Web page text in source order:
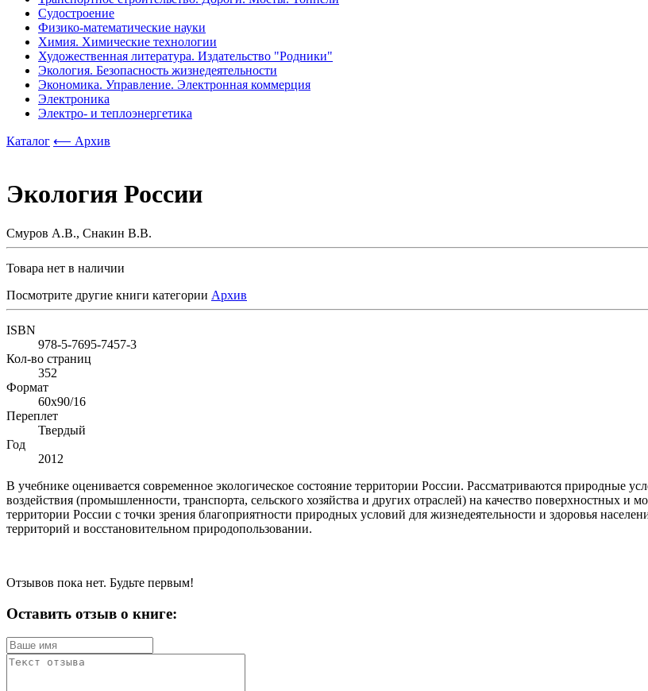
Судостроение
Физико-математические науки
Химия. Химические технологии
Художественная литература. Издательство "Родники"
Экология. Безопасность жизнедеятельности
Экономика. Управление. Электронная коммерция
Электроника
Электро- и теплоэнергетика
Каталог ⟵ Архив
Экология России
Смуров А.В., Снакин В.В.
Товара нет в наличии
Посмотрите другие книги категории Архив
ISBN
978-5-7695-7457-3
Кол-во страниц
352
Формат
60х90/16
Переплет
Твердый
Год
2012
В учебнике оценивается современное экологическое состояние территории России. Рассматриваются природные
воздействия (промышленности, транспорта, сельского хозяйства и других отраслей) на качество поверхностных
территории России с точки зрения благоприятности природных условий для жизнедеятельности и здоровья
территорий и восстановительном природопользовании.
Отзывов пока нет. Будьте первым!
Оставить отзыв о книге: